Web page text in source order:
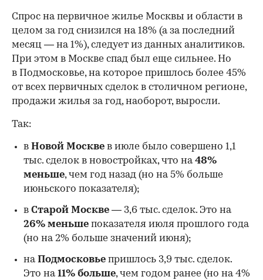
Спрос на первичное жилье Москвы и области в
целом за год снизился на 18% (а за последний
месяц — на 1%), следует из данных аналитиков.
При этом в Москве спад был еще сильнее. Но
в Подмосковье, на которое пришлось более 45%
от всех первичных сделок в столичном регионе,
продажи жилья за год, наоборот, выросли.
00:00 / 00:00
Так:
в Новой Москве в июле было совершено 1,1
тыс. сделок в новостройках, что на48%
меньше, чем год назад (но на 5% больше
июньского показателя);
в Старой Москве — 3,6 тыс. сделок. Это на
26% меньше показателя июля прошлого года
(но на 2% больше значений июня);
наПодмосковье пришлось 3,9 тыс. сделок.
Это на11% больше, чем годом ранее (но на 4%